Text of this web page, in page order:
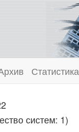
Статистика
систем: 1)